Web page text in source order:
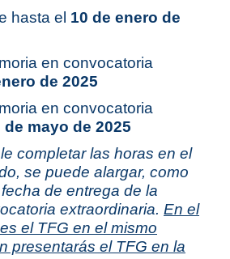
hasta el 10 de enero de
en convocatoria
de 2025
en convocatoria
de mayo de 2025
completar las horas en el
se puede alargar, como
de entrega de la
extraordinaria. En el
el TFG en el mismo
presentarás el TFG en la